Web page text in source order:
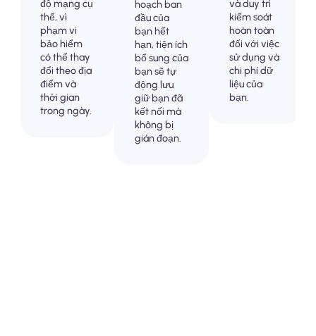
độ mạng cụ
thể, vì
phạm vi
bảo hiểm
có thể thay
đổi theo địa
điểm và
thời gian
trong ngày.
hoạch ban
đầu của
bạn hết
hạn, tiện ích
bổ sung của
bạn sẽ tự
động lưu
giữ bạn đã
kết nối mà
không bị
gián đoạn.
và duy trì
kiểm soát
hoàn toàn
đối với việc
sử dụng và
chi phí dữ
liệu của
bạn.